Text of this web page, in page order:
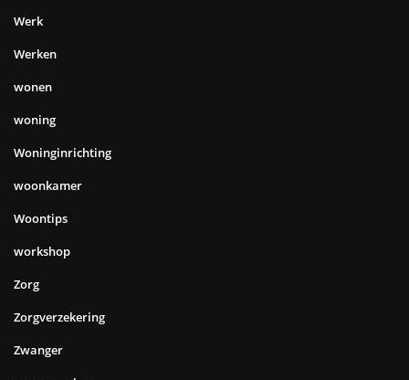
Werk
Werken
wonen
woning
Woninginrichting
woonkamer
Woontips
workshop
Zorg
Zorgverzekering
Zwanger